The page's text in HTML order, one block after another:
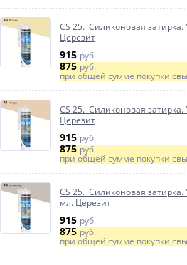
CS 25. Силиконовая
Церезит
915 руб.
875руб.
при общей сумме покупки
CS 25. Силиконовая
Церезит
915 руб.
875руб.
при общей сумме покупки
CS 25. Силиконовая
мл. Церезит
915 руб.
875руб.
при общей сумме покупки